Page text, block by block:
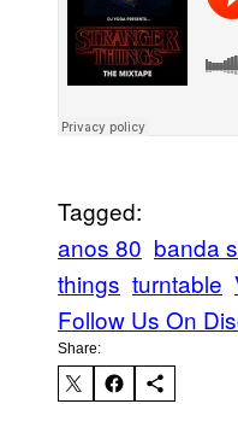
Tagged:
anos 80 banda
things turntable
Follow Us On
Share: